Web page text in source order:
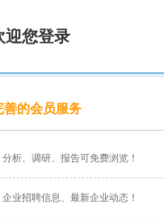
迎您登录
善的会员服务
析、调研、报告可免费浏览！
业招聘信息、最新企业动态！